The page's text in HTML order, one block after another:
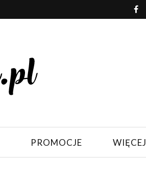
PROMOCJE WIĘCEJ